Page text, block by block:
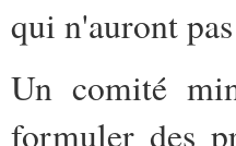
qui n'auront
Un comité
formuler des